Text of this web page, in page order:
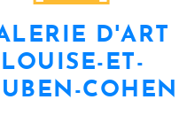
D'ART
LOUISE-ET-
COHEN